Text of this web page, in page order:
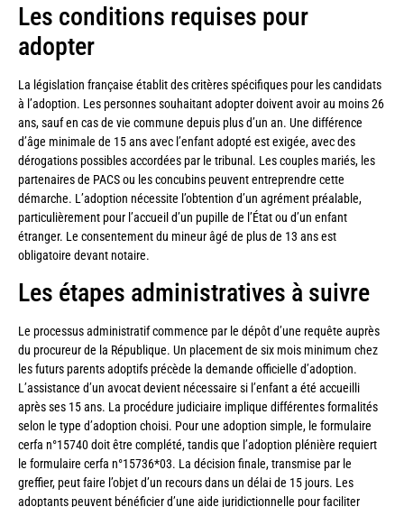
Les conditions requises pour
adopter
La législation française établit des critères spécifiques pour les candidats
à l’adoption. Les personnes souhaitant adopter doivent avoir au moins 26
ans, sauf en cas de vie commune depuis plus d’un an. Une différence
d’âge minimale de 15 ans avec l’enfant adopté est exigée, avec des
dérogations possibles accordées par le tribunal. Les couples mariés, les
partenaires de PACS ou les concubins peuvent entreprendre cette
démarche. L’adoption nécessite l’obtention d’un agrément préalable,
particulièrement pour l’accueil d’un pupille de l’État ou d’un enfant
étranger. Le consentement du mineur âgé de plus de 13 ans est
obligatoire devant notaire.
Les étapes administratives à suivre
Le processus administratif commence par le dépôt d’une requête auprès
du procureur de la République. Un placement de six mois minimum chez
les futurs parents adoptifs précède la demande officielle d’adoption.
L’assistance d’un avocat devient nécessaire si l’enfant a été accueilli
après ses 15 ans. La procédure judiciaire implique différentes formalités
selon le type d’adoption choisi. Pour une adoption simple, le formulaire
cerfa n°15740 doit être complété, tandis que l’adoption plénière requiert
le formulaire cerfa n°15736*03. La décision finale, transmise par le
greffier, peut faire l’objet d’un recours dans un délai de 15 jours. Les
adoptants peuvent bénéficier d’une aide juridictionnelle pour faciliter